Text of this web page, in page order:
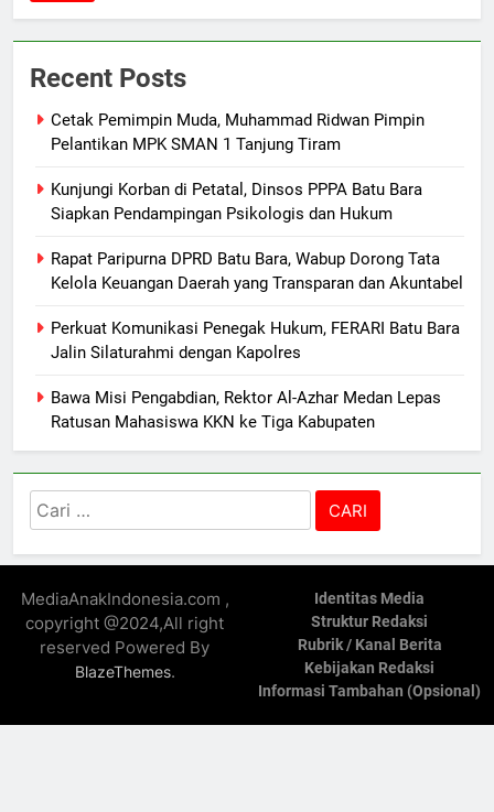
Recent Posts
Cetak Pemimpin Muda, Muhammad Ridwan Pimpin
Pelantikan MPK SMAN 1 Tanjung Tiram
Kunjungi Korban di Petatal, Dinsos PPPA Batu Bara
Siapkan Pendampingan Psikologis dan Hukum
Rapat Paripurna DPRD Batu Bara, Wabup Dorong Tata
Kelola Keuangan Daerah yang Transparan dan Akuntabel
Perkuat Komunikasi Penegak Hukum, FERARI Batu Bara
Jalin Silaturahmi dengan Kapolres
Bawa Misi Pengabdian, Rektor Al-Azhar Medan Lepas
Ratusan Mahasiswa KKN ke Tiga Kabupaten
Cari
untuk:
MediaAnakIndonesia.com ,
copyright @2024,All right
reserved Powered By
BlazeThemes.
Identitas Media
Struktur Redaksi
Rubrik / Kanal Berita
Kebijakan Redaksi
Informasi Tambahan (Opsional)